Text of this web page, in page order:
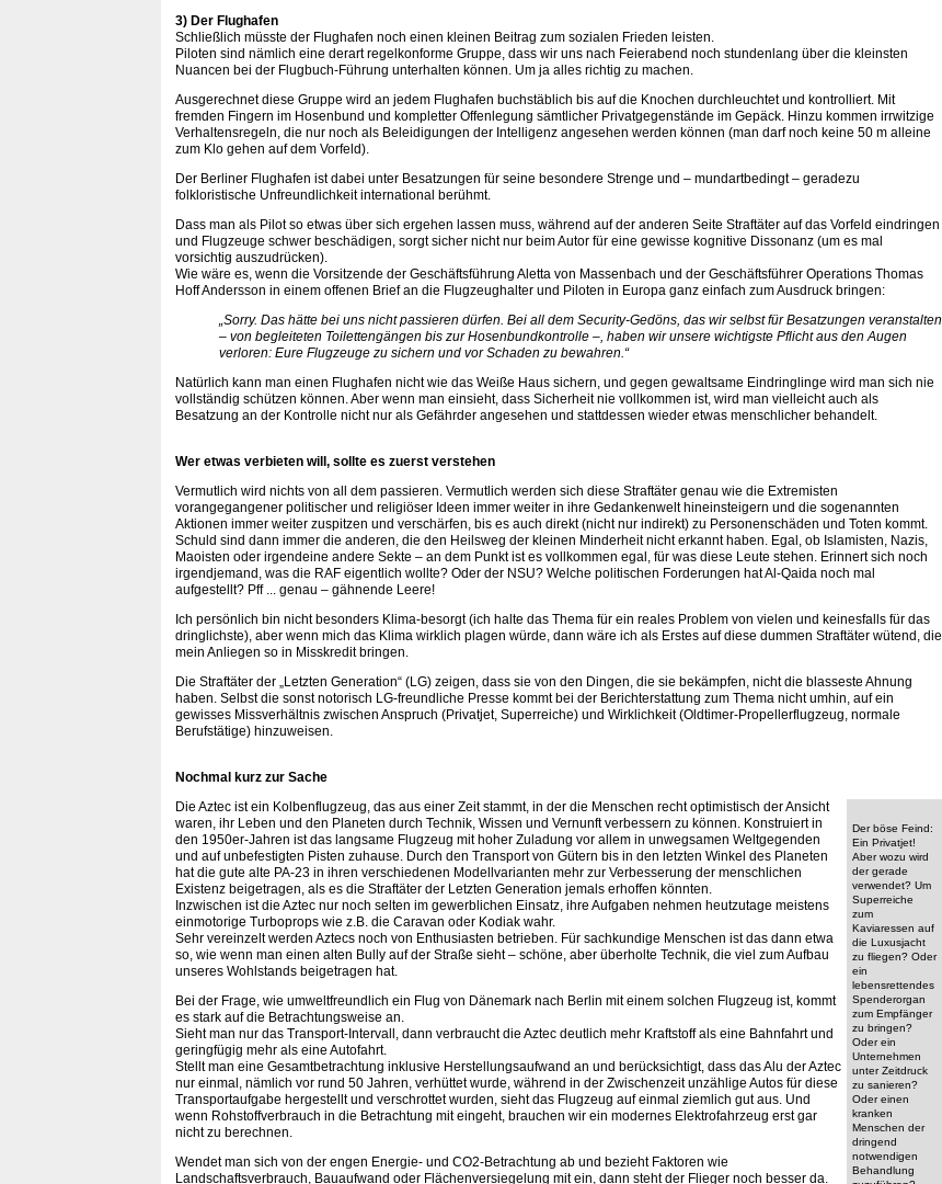
3) Der Flughafen
Schließlich müsste der Flughafen noch einen kleinen Beitrag zum sozialen Frieden leisten.
Piloten sind nämlich eine derart regelkonforme Gruppe, dass wir uns nach Feierabend noch stundenlang über die kleinsten
Nuancen bei der Flugbuch-Führung unterhalten können. Um ja alles richtig zu machen.
Ausgerechnet diese Gruppe wird an jedem Flughafen buchstäblich bis auf die Knochen durchleuchtet und kontrolliert. Mit
fremden Fingern im Hosenbund und kompletter Offenlegung sämtlicher Privatgegenstände im Gepäck. Hinzu kommen irrwitzige
Verhaltensregeln, die nur noch als Beleidigungen der Intelligenz angesehen werden können (man darf noch keine 50 m alleine
zum Klo gehen auf dem Vorfeld).
Der Berliner Flughafen ist dabei unter Besatzungen für seine besondere Strenge und – mundartbedingt – geradezu
folkloristische Unfreundlichkeit international berühmt.
Dass man als Pilot so etwas über sich ergehen lassen muss, während auf der anderen Seite Straftäter auf das Vorfeld eindringen
und Flugzeuge schwer beschädigen, sorgt sicher nicht nur beim Autor für eine gewisse kognitive Dissonanz (um es mal
vorsichtig auszudrücken).
Wie wäre es, wenn die Vorsitzende der Geschäftsführung Aletta von Massenbach und der Geschäftsführer Operations Thomas
Hoff Andersson in einem offenen Brief an die Flugzeughalter und Piloten in Europa ganz einfach zum Ausdruck bringen:
„Sorry. Das hätte bei uns nicht passieren dürfen. Bei all dem Security-Gedöns, das wir selbst für Besatzungen veranstalten
– von begleiteten Toilettengängen bis zur Hosenbundkontrolle –, haben wir unsere wichtigste Pflicht aus den Augen
verloren: Eure Flugzeuge zu sichern und vor Schaden zu bewahren.“
Natürlich kann man einen Flughafen nicht wie das Weiße Haus sichern, und gegen gewaltsame Eindringlinge wird man sich nie
vollständig schützen können. Aber wenn man einsieht, dass Sicherheit nie vollkommen ist, wird man vielleicht auch als
Besatzung an der Kontrolle nicht nur als Gefährder angesehen und stattdessen wieder etwas menschlicher behandelt.
Wer etwas verbieten will, sollte es zuerst verstehen
Vermutlich wird nichts von all dem passieren. Vermutlich werden sich diese Straftäter genau wie die Extremisten
vorangegangener politischer und religiöser Ideen immer weiter in ihre Gedankenwelt hineinsteigern und die sogenannten
Aktionen immer weiter zuspitzen und verschärfen, bis es auch direkt (nicht nur indirekt) zu Personenschäden und Toten kommt.
Schuld sind dann immer die anderen, die den Heilsweg der kleinen Minderheit nicht erkannt haben. Egal, ob Islamisten, Nazis,
Maoisten oder irgendeine andere Sekte – an dem Punkt ist es vollkommen egal, für was diese Leute stehen. Erinnert sich noch
irgendjemand, was die RAF eigentlich wollte? Oder der NSU? Welche politischen Forderungen hat Al-Qaida noch mal
aufgestellt? Pff ... genau – gähnende Leere!
Ich persönlich bin nicht besonders Klima-besorgt (ich halte das Thema für ein reales Problem von vielen und keinesfalls für das
dringlichste), aber wenn mich das Klima wirklich plagen würde, dann wäre ich als Erstes auf diese dummen Straftäter wütend, die
mein Anliegen so in Misskredit bringen.
Die Straftäter der „Letzten Generation“ (LG) zeigen, dass sie von den Dingen, die sie bekämpfen, nicht die blasseste Ahnung
haben. Selbst die sonst notorisch LG-freundliche Presse kommt bei der Berichterstattung zum Thema nicht umhin, auf ein
gewisses Missverhältnis zwischen Anspruch (Privatjet, Superreiche) und Wirklichkeit (Oldtimer-Propellerflugzeug, normale
Berufstätige) hinzuweisen.
Nochmal kurz zur Sache
Der böse Feind:
Ein Privatjet!
Aber wozu wird
der gerade
verwendet? Um
Superreiche
zum
Kaviaressen auf
die Luxusjacht
zu fliegen? Oder
ein
lebensrettendes
Spenderorgan
zum Empfänger
zu bringen?
Oder ein
Unternehmen
unter Zeitdruck
zu sanieren?
Oder einen
kranken
Menschen der
dringend
notwendigen
Behandlung
Die Aztec ist ein Kolbenflugzeug, das aus einer Zeit stammt, in der die Menschen recht optimistisch der Ansicht
waren, ihr Leben und den Planeten durch Technik, Wissen und Vernunft verbessern zu können. Konstruiert in
den 1950er-Jahren ist das langsame Flugzeug mit hoher Zuladung vor allem in unwegsamen Weltgegenden
und auf unbefestigten Pisten zuhause. Durch den Transport von Gütern bis in den letzten Winkel des Planeten
hat die gute alte PA-23 in ihren verschiedenen Modellvarianten mehr zur Verbesserung der menschlichen
Existenz beigetragen, als es die Straftäter der Letzten Generation jemals erhoffen könnten.
Inzwischen ist die Aztec nur noch selten im gewerblichen Einsatz, ihre Aufgaben nehmen heutzutage meistens
einmotorige Turboprops wie z.B. die Caravan oder Kodiak wahr.
Sehr vereinzelt werden Aztecs noch von Enthusiasten betrieben. Für sachkundige Menschen ist das dann etwa
so, wie wenn man einen alten Bully auf der Straße sieht – schöne, aber überholte Technik, die viel zum Aufbau
unseres Wohlstands beigetragen hat.
Bei der Frage, wie umweltfreundlich ein Flug von Dänemark nach Berlin mit einem solchen Flugzeug ist, kommt
es stark auf die Betrachtungsweise an.
Sieht man nur das Transport-Intervall, dann verbraucht die Aztec deutlich mehr Kraftstoff als eine Bahnfahrt und
geringfügig mehr als eine Autofahrt.
Stellt man eine Gesamtbetrachtung inklusive Herstellungsaufwand an und berücksichtigt, dass das Alu der Aztec
nur einmal, nämlich vor rund 50 Jahren, verhüttet wurde, während in der Zwischenzeit unzählige Autos für diese
Transportaufgabe hergestellt und verschrottet wurden, sieht das Flugzeug auf einmal ziemlich gut aus. Und
wenn Rohstoffverbrauch in die Betrachtung mit eingeht, brauchen wir ein modernes Elektrofahrzeug erst gar
nicht zu berechnen.
Wendet man sich von der engen Energie- und CO2-Betrachtung ab und bezieht Faktoren wie
Landschaftsverbrauch, Bauaufwand oder Flächenversiegelung mit ein, dann steht der Flieger noch besser da.